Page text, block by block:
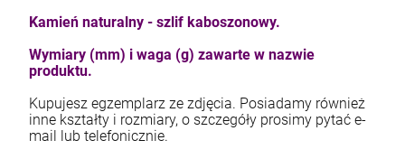
Kamień naturalny - szlif kaboszonowy.
Wymiary (mm) i waga (g) zawarte w nazwie
produktu.
Kupujesz egzemplarz ze zdjęcia. Posiadamy również
inne kształty i rozmiary, o szczegóły prosimy pytać e-
mail lub telefonicznie.